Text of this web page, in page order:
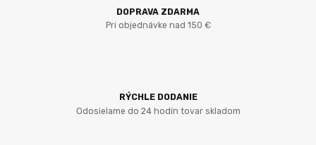
DOPRAVA ZDARMA
Pri objednávke nad 150 €
RÝCHLE DODANIE
Odosielame do 24 hodín tovar skladom